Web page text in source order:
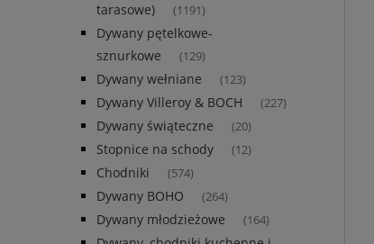
tarasowe)
(1191)
Dywany pętelkowe-
sznurkowe
(129)
Dywany wełniane (123)
Dywany Villeroy & BOCH (227)
Dywany świąteczne (20)
Stopnice na schody (12)
Chodniki (574)
Dywany BOHO (264)
Dywany młodzieżowe (164)